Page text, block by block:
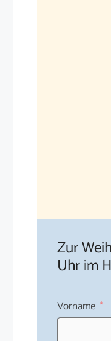
Zur
Uhr im
Vorname